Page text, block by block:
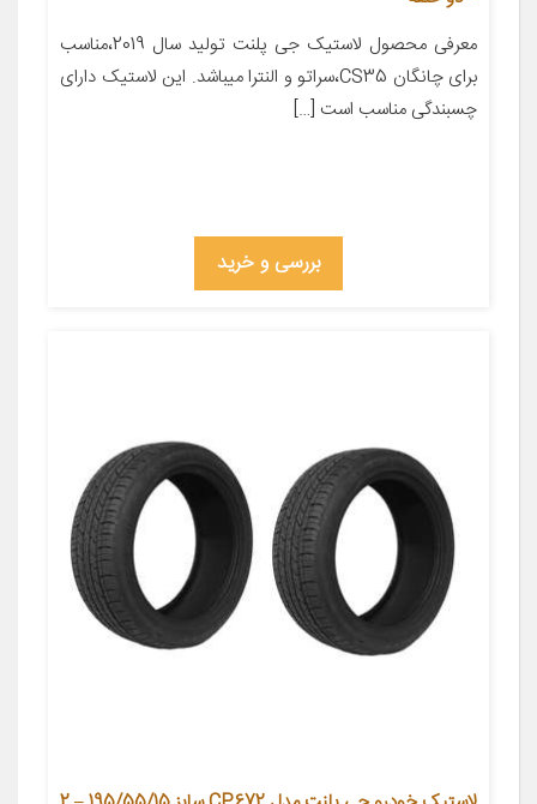
معرفی محصول لاستیک جی پلنت تولید سال 2019،مناسب
برای چانگان CS35،سراتو و النترا میباشد. این لاستیک دارای
چسبندگی مناسب است […]
بررسی و خرید